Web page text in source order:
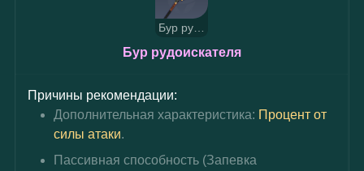
Бур рудоискателя
Бур рудоискателя
Причины рекомендации:
Дополнительная характеристика: Процент от
силы атаки.
Пассивная способность (Запевка